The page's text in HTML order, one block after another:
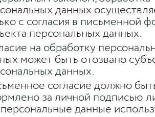
данных
с согласия в письменной
персональных данных.
на обработку
может быть отозвано
данных.
согласие должно
за личной подписью
данные